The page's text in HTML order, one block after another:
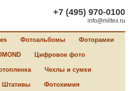
+7 (495) 970-0100
info@miltex.ru
Фотоальбомы Фоторамки
Цифровое фото
Чехлы и сумки
Штативы Фотохимия